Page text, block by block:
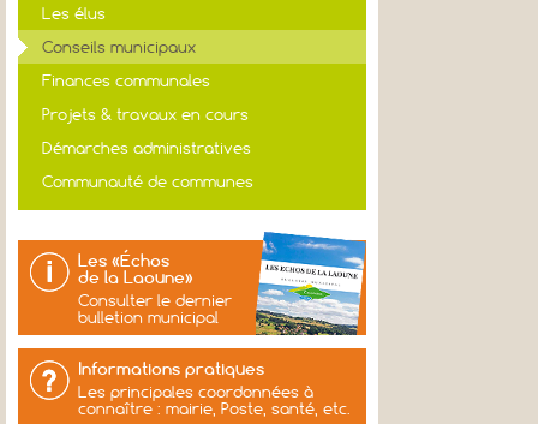
Les élus
Conseils municipaux
Finances communales
Projets & travaux en cours
Démarches administratives
Communauté de communes
Les «Échos
de la Laoune»
Consulter le dernier
bulletion municipal
Informations pratiques
Les principales coordonnées à
connaître : mairie, Poste, santé, etc.